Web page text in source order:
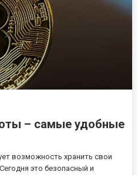
– самые удобные
возможность хранить свои
это безопасный и